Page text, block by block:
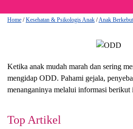
Home /Kesehatan & Psikologis Anak /Anak
Ketika anak mudah marah dan sering
mengidap ODD. Pahami gejala,
menanganinya melalui informasi berikut
Top Artikel